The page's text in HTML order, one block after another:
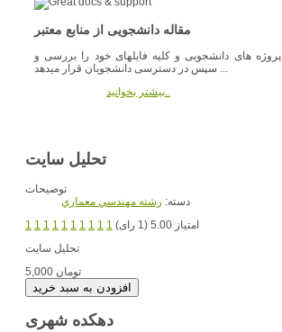
مقاله دانشجویی از منابع معتبر
ها ، پروژه های دانشجویی و کلیه فایلهای خود را بررسی و
سپس در دسترسی دانشجویان قرار میدهد ...
بیشتر بخوانید..
تحلیل سایت
توضیحات
دسته: رشته مهندسي معماري
1 1 1 1 1 1 1 1 1 1
امتیاز 5.00 (1 رای)
5,000 تومان
دهکده شهری